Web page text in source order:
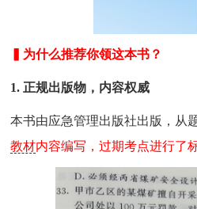
▍为什么推荐你领这本书？
1. 正规出版物，内容权威
本书由应急管理出版社出版，从
教材内容编写，过期考点进行了